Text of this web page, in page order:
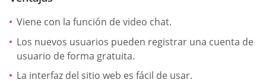
Viene con la función de video chat.
Los nuevos usuarios pueden registrar una cuenta de
usuario de forma gratuita.
La interfaz del sitio web es fácil de usar.